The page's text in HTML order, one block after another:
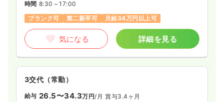
時間 8:30～17:00
ブランク可
第二新卒可 月給34万円以上可
気になる 詳細を見る
3交代（常勤）
給与 26.5〜34.3万円/月 賞与3.4ヶ月